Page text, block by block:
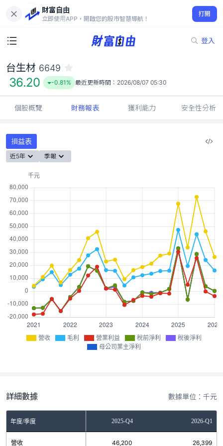
財富自由
立即使用APP，開啟您的股市智慧導航！
打開
登入
36.20
-0.81%
台生材 6649
36.20 -0.81% 最近更新時間： 2026/08/07 05:30
個股概覽 財務報表 獲利能力 安全性分析
損益表
近5年 季報
營收 毛利 營業利益 稅前淨利
稅後淨利
母公司業主淨利
詳細數據 數據單位：千元
年度/季度2025-Q3 2025-Q4 2026-Q1
營收 46,200 26,399